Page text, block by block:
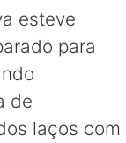
esteve
para
de
laços com